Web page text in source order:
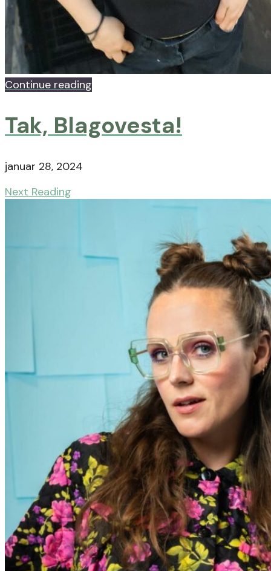
Continue reading
Tak, Blagovesta!
januar 28, 2024
Next Reading